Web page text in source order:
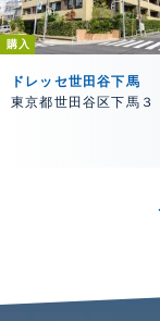
購入
ドレッセ世田谷下馬
東京都世田谷区下馬３